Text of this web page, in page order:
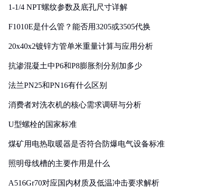
1-1/4 NPT螺纹参数及底孔尺寸详解
F1010E是什么管？能否用3205或3505代换
20x40x2镀锌方管单米重量计算与应用分析
抗渗混凝土中P6和P8膨胀剂分别加多少
法兰PN25和PN16有什么区别
消费者对洗衣机的核心需求调研与分析
U型螺栓的国家标准
煤矿用电热取暖器是否符合防爆电气设备标准
照明母线槽的主要作用是什么
A516Gr70对应国内材质及低温冲击要求解析